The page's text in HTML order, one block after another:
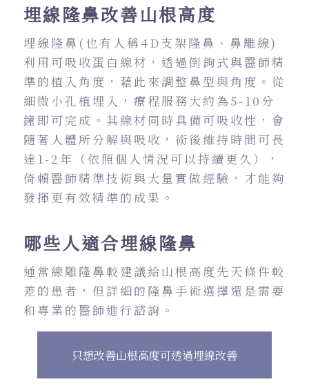
埋線隆鼻改善山根高度
埋線隆鼻(也有人稱4D支架隆鼻、鼻雕線)
利用可吸收蛋白線材，透過倒鉤式與醫師精
準的植入角度，藉此來調整鼻型與角度。從
細微小孔植埋入，療程服務大約為5-10分
鐘即可完成。其線材同時具備可吸收性，會
隨著人體所分解與吸收，術後維持時間可長
達1-2年（依照個人情況可以持續更久），
倚賴醫師精準技術與大量實做經驗，才能夠
發揮更有效精準的成果。
哪些人適合埋線隆鼻
通常線雕隆鼻較建議給山根高度先天條件較
差的患者，但詳細的隆鼻手術選擇還是需要
和專業的醫師進行諮詢。
只想改善山根高度可透過埋線改善